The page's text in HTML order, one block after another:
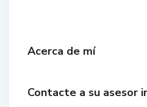
Acerca de mí
Contacte a su asesor